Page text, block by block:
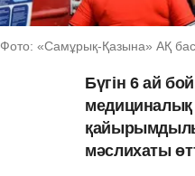
Фото: «Самұрық-Қазына» АҚ
Бүгін 6 ай
медициналық
мәслихаты